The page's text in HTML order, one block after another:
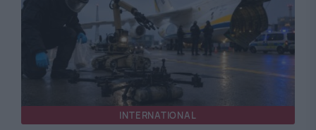
INTERNATIONAL